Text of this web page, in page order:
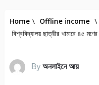
Home \ Offline income \
বিশ্ববিদ্যালয় ছাত্রীর খামারে ৪৫
Byঅনলাইনে আয়